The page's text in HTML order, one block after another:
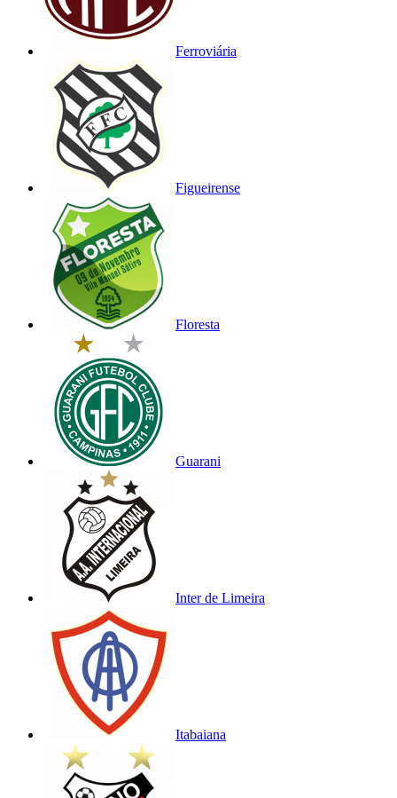
Ferroviária
Figueirense
Floresta
Guarani
Inter de Limeira
Itabaiana